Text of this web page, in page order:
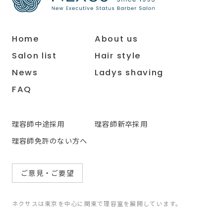
Home
About us
Salon list
Hair style
News
Ladys shaving
FAQ
理容師中途採用
理容師新卒採用
理容師免許のない方へ
ご意見・ご要望
ネクサスは東京を中心に関東で理容室を展開しています。